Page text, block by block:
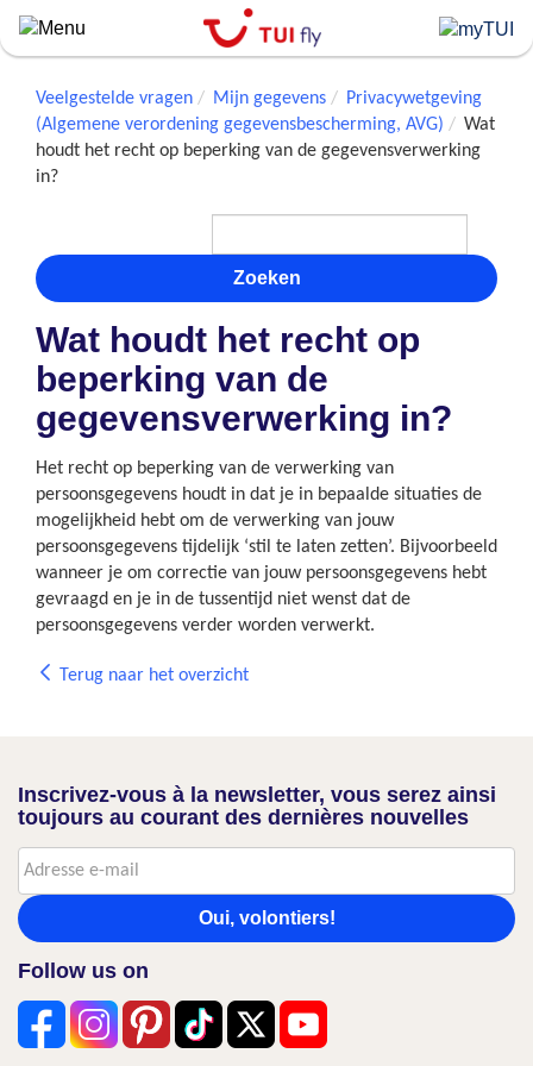
Skip
to
contentVeelgestelde vragen Mijn gegevens
Privacywetgeving
(Algemene verordening gegevensbescherming, AVG)
Wat
houdt het recht op beperking van de gegevensverwerking
in?
Zoeken
Wat houdt het recht op
beperking van de
gegevensverwerking in?
Het recht op beperking van de verwerking van
persoonsgegevens houdt in dat je in bepaalde situaties de
mogelijkheid hebt om de verwerking van jouw
persoonsgegevens tijdelijk ‘stil te laten zetten’. Bijvoorbeeld
wanneer je om correctie van jouw persoonsgegevens hebt
gevraagd en je in de tussentijd niet wenst dat de
persoonsgegevens verder worden verwerkt.
Terug naar het overzicht
Inscrivez-vous à la newsletter, vous serez ainsi
toujours au courant des dernières nouvelles
Oui, volontiers!
Follow us on